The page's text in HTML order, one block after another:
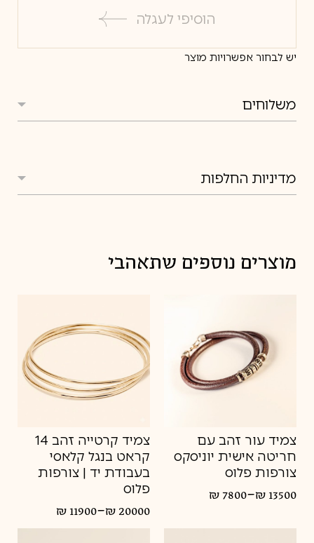
הוסיפי לעגלה
יש לבחור אפשרויות מוצר
משלוחים
מדיניות החלפות
מוצרים נוספים שתאהבי
צמיד עור זהב עם
חריטה אישית יוניסקס
צורפות פלוס
₪7800–₪ 13500
טווח
⁦₪ 7800⁩
צמיד קרטייה זהב 14
קראט בנגל קלאסי
בעבודת יד | צורפות
פלוס
₪ 11900–₪ 20000
טווח
מחירים: